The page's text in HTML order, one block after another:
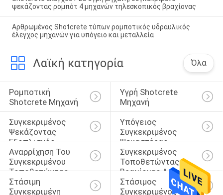
ψεκάζοντας ρομπότ 4 μηχανών τηλεσκοπικός βραχίονας
Αρθρωμένος Shotcrete τύπων ρομποτικός υδραυλικός
έλεγχος μηχανών για υπόγειο και μεταλλεία
Λαϊκή κατηγορία Όλα
Ρομποτική
Shotcrete Μηχανή
Υγρή Shotcrete
Μηχανή
Συγκεκριμένος
Ψεκάζοντας
Εξοπλισμός
Υπόγειος
Συγκεκριμένος
Ψεκαστήρας
Αναρρίχηση Του
Συγκεκριμένου
Τοποθετώντας
Βραχίονα
Συγκεκριμένος
Τοποθετώντας
Βραχίονας Αραχνών
Στάσιμη
Συγκεκριμένη
Στάσιμος
Συγκεκριμένος